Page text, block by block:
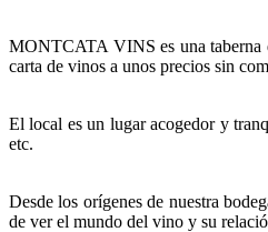
MONTCATA VINS es una taberna
carta de vinos a unos precios sin
El local es un lugar acogedor y
etc.
Desde los orígenes de nuestra
de ver el mundo del vino y su